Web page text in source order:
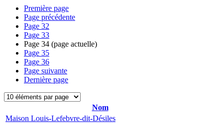
Première page
Page précédente
Page 32
Page 33
Page 34 (page actuelle)
Page 35
Page 36
Page suivante
Dernière page
Nom
Maison Louis-Lefebvre-dit-Désiles